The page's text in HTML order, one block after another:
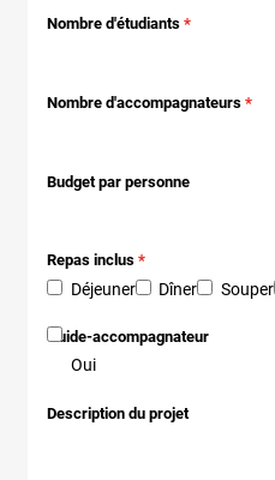
Nombre d'étudiants
Nombre d'accompagnateurs
Budget par personne
Repas inclus
Déjeuner Dîner Souper
Guide-accompagnateur
Oui
Description du projet